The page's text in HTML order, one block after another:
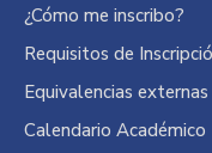
¿Cómo me inscribo?
Requisitos de
Equivalencias externas
Calendario Académico